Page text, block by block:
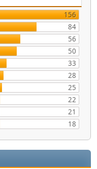
156
84
56
50
33
28
25
22
21
18